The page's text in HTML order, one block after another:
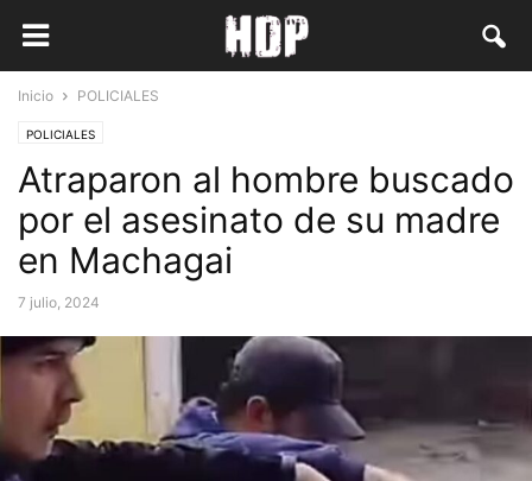
Inicio POLICIALES
POLICIALES
Atraparon al hombre buscado
por el asesinato de su madre
en Machagai
7 julio, 2024